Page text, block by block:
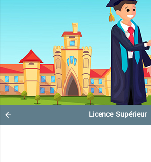
Licence Supérieur